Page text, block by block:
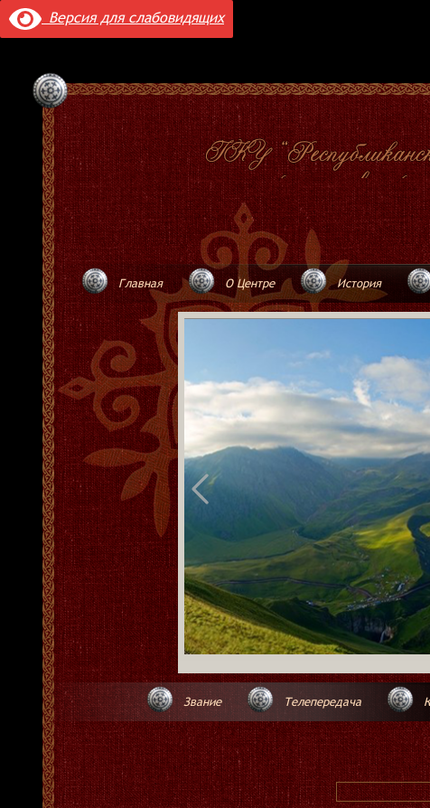
Версия для слабовидящих
Главная О Центре История
Звание Телепередача